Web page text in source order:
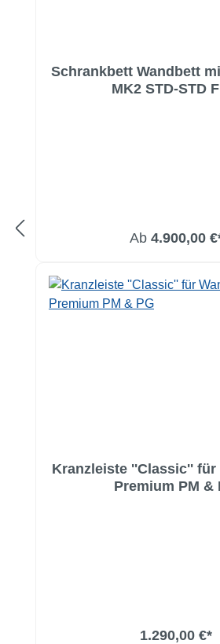
Schrankbett Wandbett
MK2 STD-STD
Ab 4.900,00
Kranzleiste ''Classic'' für
Premium PM &
1.290,00 €*